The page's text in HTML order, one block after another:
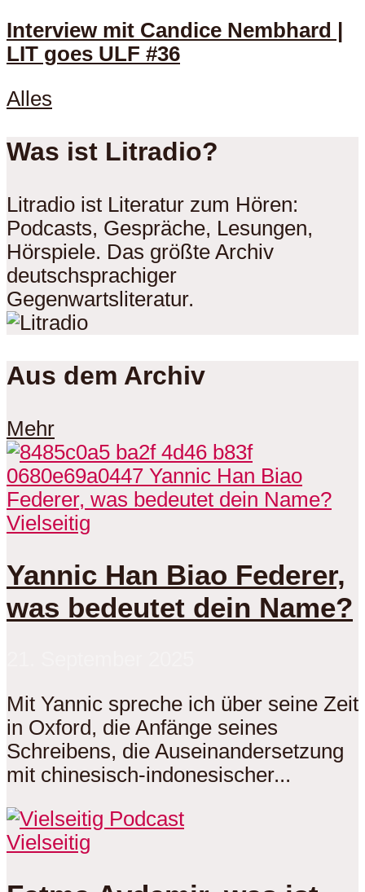
Interview mit Candice Nembhard |
LIT goes ULF #36
Alles
Was ist Litradio?
Litradio ist Literatur zum Hören:
Podcasts, Gespräche, Lesungen,
Hörspiele. Das größte Archiv
deutschsprachiger
Gegenwartsliteratur.
Aus dem Archiv
Mehr
Vielseitig
Yannic Han Biao Federer,
was bedeutet dein Name?
Mit Yannic spreche ich über seine Zeit
in Oxford, die Anfänge seines
Schreibens, die Auseinandersetzung
mit chinesisch-indonesischer...
Vielseitig